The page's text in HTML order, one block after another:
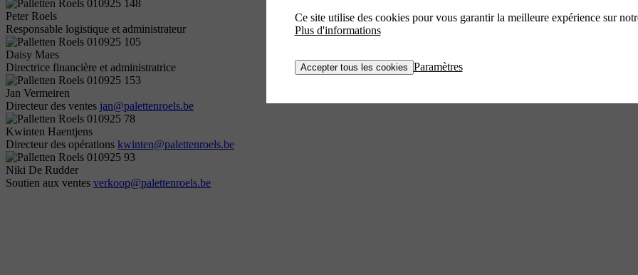
Peter Roels
Responsable logistique et administrateur
Daisy Maes
Directrice financière et administratrice
Jan Vermeiren
Directeur des ventes jan@palettenroels.be
Kwinten Haentjens
Directeur des opérations kwinten@palettenroels.be
Niki De Rudder
Soutien aux ventes verkoop@palettenroels.be
Ce site utilise des cookies pour vous garantir la meilleure expérience sur
Plus d'informations
Accepter tous les cookies Paramètres